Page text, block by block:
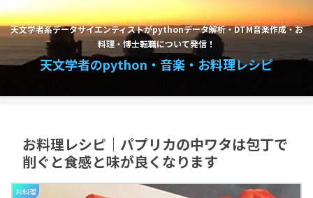
天文学者系データサイエンティストがpythonデータ解析・DTM音楽作成・お
料理・博士転職について発信！
天文学者のpython・音楽・お料理レシピ
お料理レシピ｜パプリカの中ワタは包丁で
削ぐと食感と味が良くなります
お料理